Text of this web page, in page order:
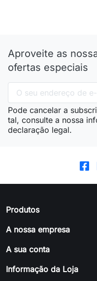
Aproveite as
ofertas especiais
Pode cancelar a
tal, consulte a nossa
declaração legal.
Produtos
A nossa empresa
A sua conta
Informação da Loja